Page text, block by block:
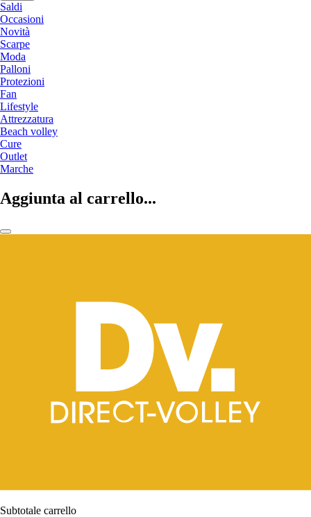
Saldi
Occasioni
Novità
Scarpe
Moda
Palloni
Protezioni
Fan
Lifestyle
Attrezzatura
Beach volley
Cure
Outlet
Marche
Aggiunta al carrello...
Subtotale carrello